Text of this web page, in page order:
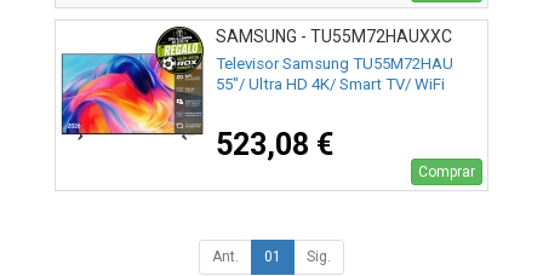
SAMSUNG - TU55M72HAUXXC
Televisor Samsung TU55M72HAU
55"/ Ultra HD 4K/ Smart TV/ WiFi
523,08 €
Comprar
Ant. 01 Sig.